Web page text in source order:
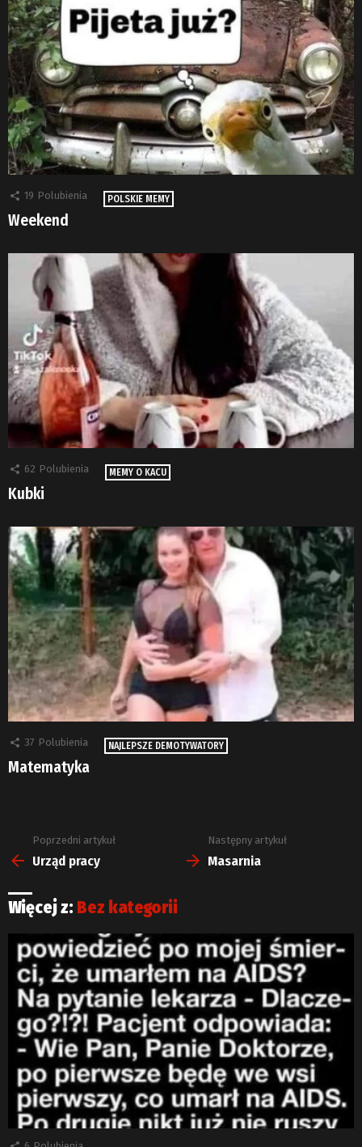
19 Polubienia POLSKIE MEMY
Weekend
62 Polubienia MEMY O KACU
Kubki
37 Polubienia NAJLEPSZE DEMOTYWATORY
Matematyka
Zobacz
więcej
Poprzedni artykuł
Urząd pracy
Następny artykuł
Masarnia
Więcej z: Bez kategorii